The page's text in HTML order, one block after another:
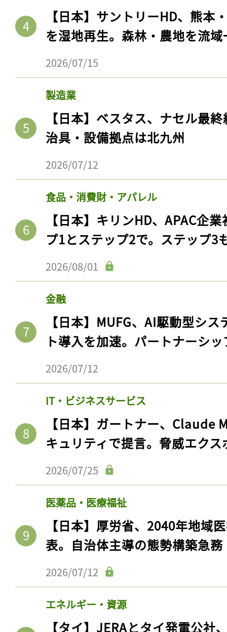
【日本】サントリーHD、熊本
を湿地再生。森林・農地を流
2026/07/15
製造業
【日本】ベスタス、ナセル最
治具・設備拠点は北九州
2026/07/12
食品・消費財・アパレル
【日本】キリンHD、APAC企
プ1とステップ2で。ステップ3
2026/08/01
金融
【日本】MUFG、AI駆動型シ
ト導入を加速。パートナーシ
2026/07/12
IT・ビジネスサービス
【日本】ガートナー、Claude
キュリティで提言。脅威エク
2026/07/25
医薬品・医療福祉
【日本】厚労省、2040年地域
表。自治体主導の態勢構築急務
2026/07/12
エネルギー・資源
【タイ】JERAとタイ発電公社